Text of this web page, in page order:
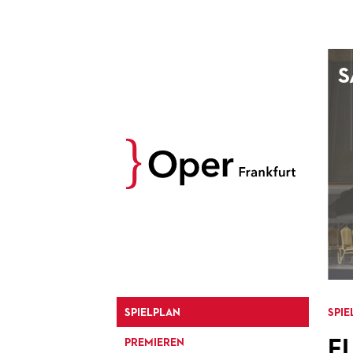
10
11
18 19
SPIELPLAN
PREMIEREN